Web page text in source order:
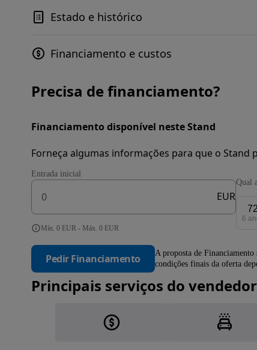
Estado e histórico
Financiamento e custos
Precisa de financiamento?
Financiamento disponível neste Stand
Forneça algumas informações para que o Stand
Entrada inicial
EUR
Mín. 0 EUR - Máx. 0 EUR
Qual
72
6
Pedir Financiamento
A proposta de
condições finais da oferta
Principais serviços do vendedor